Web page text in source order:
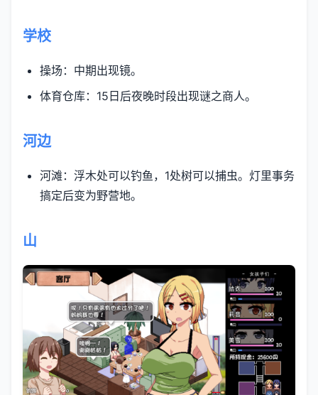
学校
操场：中期出现镜。
体育仓库：15日后夜晚时段出现谜之商人。
河边
河滩：浮木处可以钓鱼，1处树可以捕虫。灯里事务
搞定后变为野营地。
山